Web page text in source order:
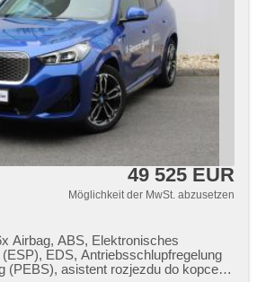
49 525 EUR
Möglichkeit der MwSt. abzusetzen
Airbag, ABS, Elektronisches
EDS, Antriebsschlupfregelung
(PEBS), asistent rozjezdu do kopce